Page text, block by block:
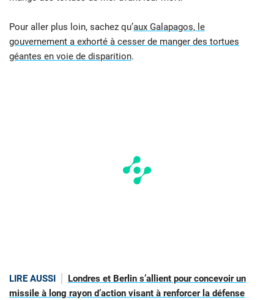
Pour aller plus loin, sachez qu’aux Galapagos, le
gouvernement a exhorté à cesser de manger des tortues
géantes en voie de disparition.
LIRE AUSSI
Londres et Berlin s’allient pour concevoir un
missile à long rayon d’action visant à renforcer la défense